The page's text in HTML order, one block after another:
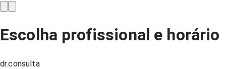
Escolha profissional e horário
dr.consulta